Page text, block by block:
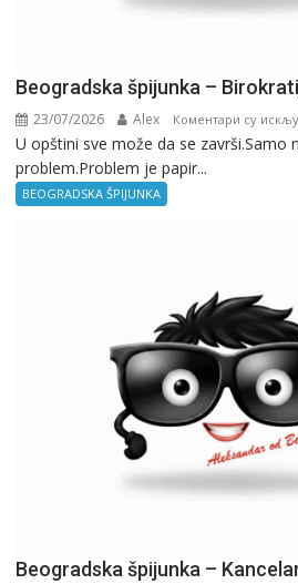
Beogradska špijunka –
23/07/2026 Alex Коментари су
U opštini sve može da se završi.Samo
problem.Problem je papir...
BEOGRADSKA ŠPIJUNKA
Beogradska špijunka –